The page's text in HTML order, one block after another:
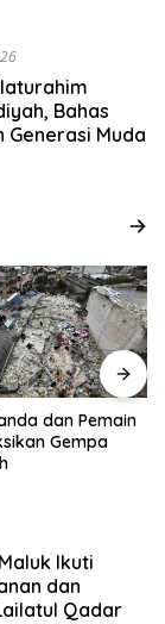
Bahas
Muda
dan Pemain
Gempa
Ikuti
dan
Qadar